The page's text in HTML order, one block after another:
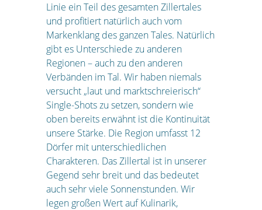
Linie ein Teil des gesamten Zillertales
und profitiert natürlich auch vom
Markenklang des ganzen Tales. Natürlich
gibt es Unterschiede zu anderen
Regionen – auch zu den anderen
Verbänden im Tal. Wir haben niemals
versucht „laut und marktschreierisch“
Single-Shots zu setzen, sondern wie
oben bereits erwähnt ist die Kontinuität
unsere Stärke. Die Region umfasst 12
Dörfer mit unterschiedlichen
Charakteren. Das Zillertal ist in unserer
Gegend sehr breit und das bedeutet
auch sehr viele Sonnenstunden. Wir
legen großen Wert auf Kulinarik,